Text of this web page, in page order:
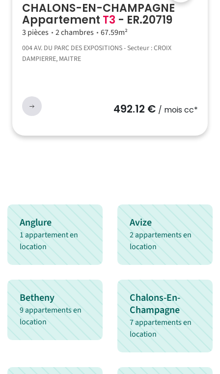
CHALONS-EN-CHAMPAGNE
Appartement T3 - ER.20719
3 pièces 2 chambres 67.59m²
004 AV. DU PARC DES EXPOSITIONS - Secteur : CROIX
DAMPIERRE, MAITRE
492.12 € / mois cc*
Anglure
1 appartement en
location
Avize
2 appartements en
location
Betheny
9 appartements en
location
Chalons-En-
Champagne
7 appartements en
location